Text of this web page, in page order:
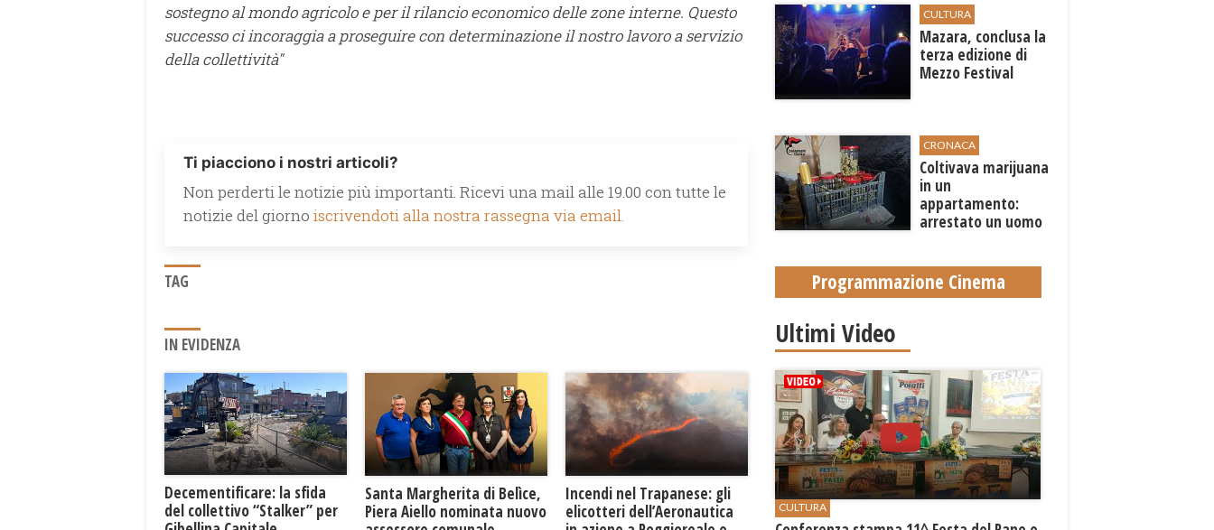
sostegno al mondo agricolo e per il rilancio economico delle zone interne. Questo
successo ci incoraggia a proseguire con determinazione il nostro lavoro a servizio
della collettività"
Ti piacciono i nostri articoli?
Non perderti le notizie più importanti. Ricevi una mail alle 19.00 con tutte le
notizie del giorno iscrivendoti alla nostra rassegna via email.
TAG
IN EVIDENZA
Decementificare: la sfida
del collettivo “Stalker” per
Santa Margherita di Belìce,
Piera Aiello nominata nuovo
Incendi nel Trapanese: gli
elicotteri dell’Aeronautica
esterni
CULTURA
​Mazara, conclusa la
terza edizione di
Mezzo Festival
CRONACA
Coltivava marijuana
in un
appartamento:
arrestato un uomo
Programmazione Cinema
Ultimi Video
CULTURA